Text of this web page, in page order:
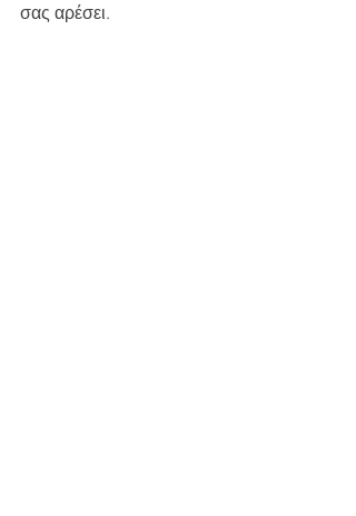
σας αρέσει.